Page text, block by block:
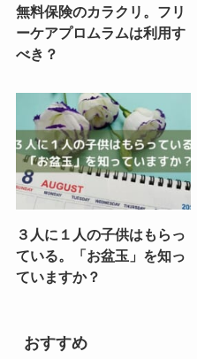
無料保険のカラクリ。フリ
ーケアプロムラムは利用す
べき？
３人に１人の子供はもらっ
ている。「お盆玉」を知っ
ていますか？
おすすめ